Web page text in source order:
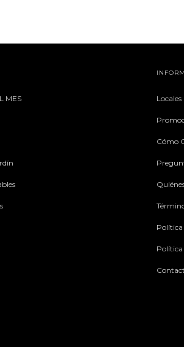
MES Locales
Cómo
Política
Política